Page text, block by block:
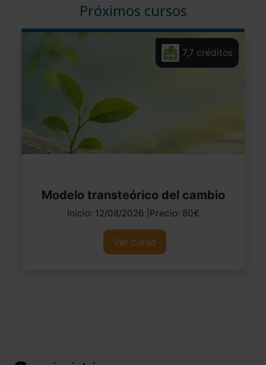
Próximos cursos
7,7 créditos
Modelo transteórico del cambio
Inicio: 12/08/2026 |Precio: 80€
Ver curso